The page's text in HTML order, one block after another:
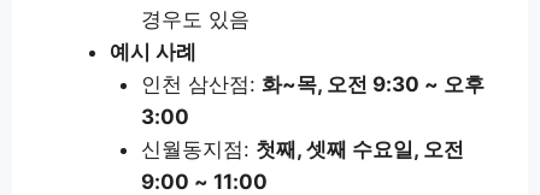
경우도 있음
예시 사례
인천 삼산점: 화~목, 오전 9:30 ~ 오후
3:00
신월동지점: 첫째, 셋째 수요일, 오전
9:00 ~ 11:00